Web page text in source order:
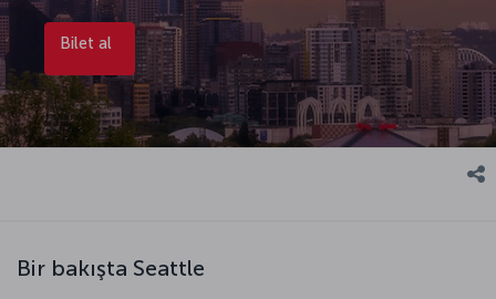
Bilet al
Bir bakışta Seattle